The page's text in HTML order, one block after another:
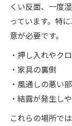
くい反面、一度
っています。特
意が必要です。
・押し入れやク
・家具の裏側
・風通しの悪い
・結露が発生し
これらの場所で